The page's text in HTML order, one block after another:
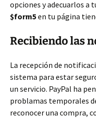
opciones y adecuarlos a
$form5en tu página
Recibiendo las
La recepción de
sistema para estar
un servicio. PayPal ha
problamas temporales
reconocer una compra,